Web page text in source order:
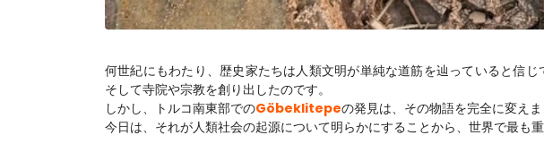
何世紀にもわたり、歴史家たちは人類文明が単純な道筋を辿っていると信
そして寺院や宗教を創り出したのです。
しかし、トルコ南東部でのGöbeklitepeの発見は、その物語を完全に変えま
今日は、それが人類社会の起源について明らかにすることから、世界で最も